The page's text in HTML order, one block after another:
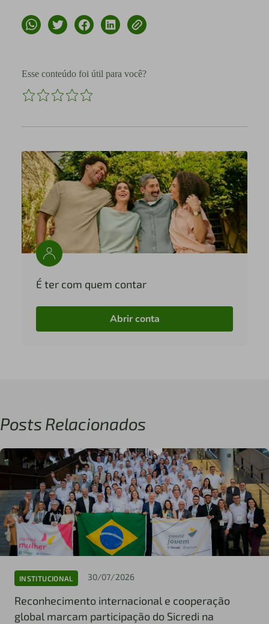
Esse conteúdo foi útil para você?
É ter com quem contar
Abrir conta
Posts Relacionados
INSTITUCIONAL 30/07/2026
Reconhecimento internacional e cooperação
global marcam participação do Sicredi na